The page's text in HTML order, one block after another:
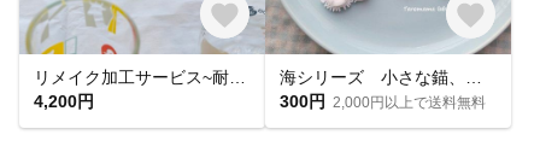
4,200円
300円
2,000円以上で送料無料